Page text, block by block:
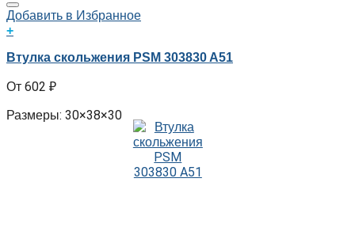
Добавить в Избранное
+
Втулка скольжения PSM 303830 A51
602 ₽
Размеры: 30×38×30